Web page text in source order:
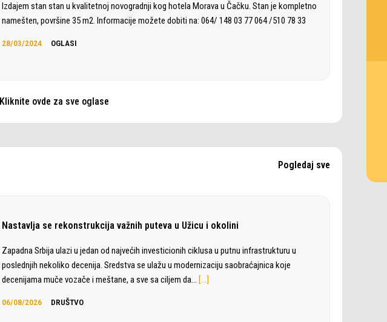
Izdajem stan stan u kvalitetnoj novogradnji kog hotela Morava u Čačku. Stan je kompletno
namešten, površine 35 m2. Informacije možete dobiti na: 064/ 148 03 77 064 /510 78 33
28/03/2024 OGLASI
Kliknite ovde za sve oglase
Pogledaj sve
Nastavlja se rekonstrukcija važnih puteva u Užicu i okolini
Zapadna Srbija ulazi u jedan od najvećih investicionih ciklusa u putnu infrastrukturu u
poslednjih nekoliko decenija. Sredstva se ulažu u modernizaciju saobraćajnica koje
decenijama muče vozače i meštane, a sve sa ciljem da… […]
06/08/2026 DRUŠTVO